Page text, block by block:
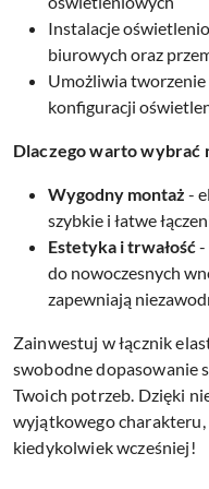
Instalacje
biurowych oraz
Umożliwia
konfiguracji
Dlaczego warto wybrać
Wygodny montaż -
szybkie i łatwe
Estetyka i trwałość-
do nowoczesnych
zapewniają
Zainwestuj w łącznik
swobodne dopasowanie
Twoich potrzeb. Dzięki
wyjątkowego
kiedykolwiek wcześniej!